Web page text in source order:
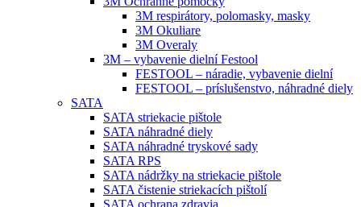
3M respirátory, polomasky, masky
3M Okuliare
3M Overaly
3M – vybavenie dielní Festool
FESTOOL – náradie, vybavenie dielní
FESTOOL – príslušenstvo, náhradné diely
SATA
SATA striekacie pištole
SATA náhradné diely
SATA náhradné tryskové sady
SATA RPS
SATA nádržky na striekacie pištole
SATA čistenie striekacích pištolí
SATA ochrana zdravia